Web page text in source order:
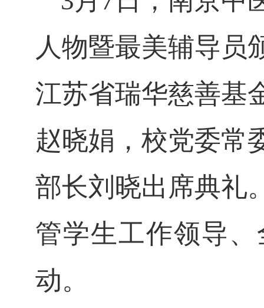
人物暨最美辅导员
江苏省瑞华慈善基
赵晓娟，校党委常
部长刘晓出席典礼
管学生工作领导
动。